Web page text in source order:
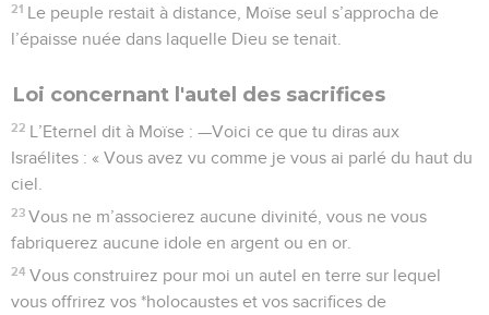
21 Le peuple restait à distance, Moïse seul s’approcha de
l’épaisse nuée dans laquelle Dieu se tenait.
Loi concernant l'autel des sacrifices
22 L’Eternel dit à Moïse : —Voici ce que tu diras aux
Israélites : « Vous avez vu comme je vous ai parlé du haut du
ciel.
23 Vous ne m’associerez aucune divinité, vous ne vous
fabriquerez aucune idole en argent ou en or.
24 Vous construirez pour moi un autel en terre sur lequel
vous offrirez vos *holocaustes et vos sacrifices de